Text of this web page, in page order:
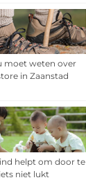
moet weten over
in Zaanstad
helpt om door te
niet lukt